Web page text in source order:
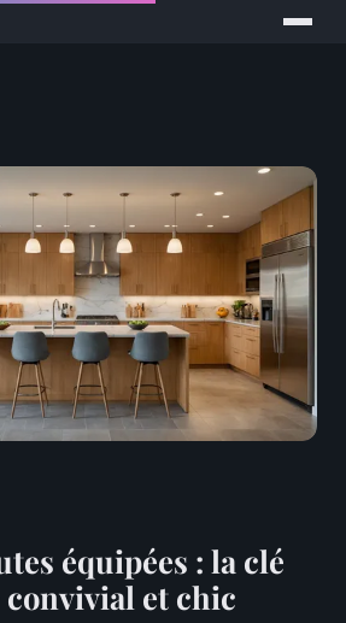
équipées : la clé
convivial et chic